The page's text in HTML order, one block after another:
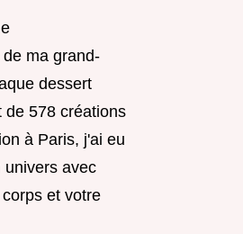
ma grand-
dessert
de 578 créations
à Paris, j'ai eu
univers avec
et votre